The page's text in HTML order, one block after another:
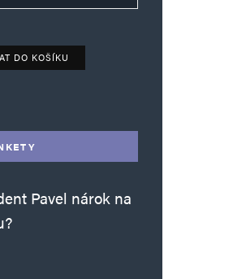
množství
DO KOŠÍKU
Pavel nárok na